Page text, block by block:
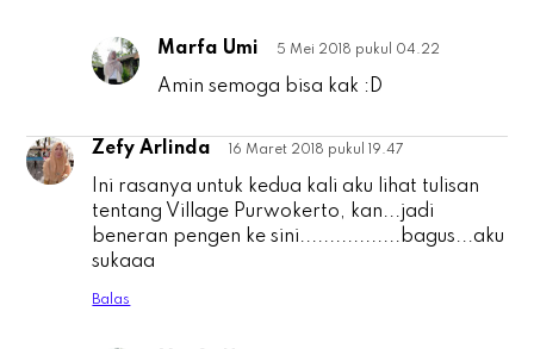
A Marfa Umi 5 Mei 2018 pukul 04.22
Amin semoga bisa kak :D
Z Zefy Arlinda 16 Maret 2018 pukul 19.47
Ini rasanya untuk kedua kali aku lihat tulisan
tentang Village Purwokerto, kan...jadi
beneran pengen ke sini.................bagus...aku
sukaaa
Balas